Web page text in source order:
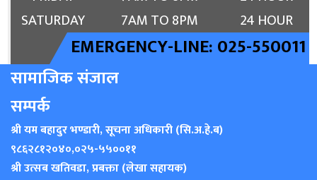
SATURDAY
7AM TO 8PM 24 HOUR
EMERGENCY-LINE: 025-550011
सामाजिक संजाल
सम्पर्क
श्री यम बहादुर भण्डारी, सूचना अधिकारी (सि.अ.हे.ब)
९८६२८१२०४०,०२५-५५००११
श्री उत्सब खतिवडा, प्रबक्ता (लेखा सहायक)